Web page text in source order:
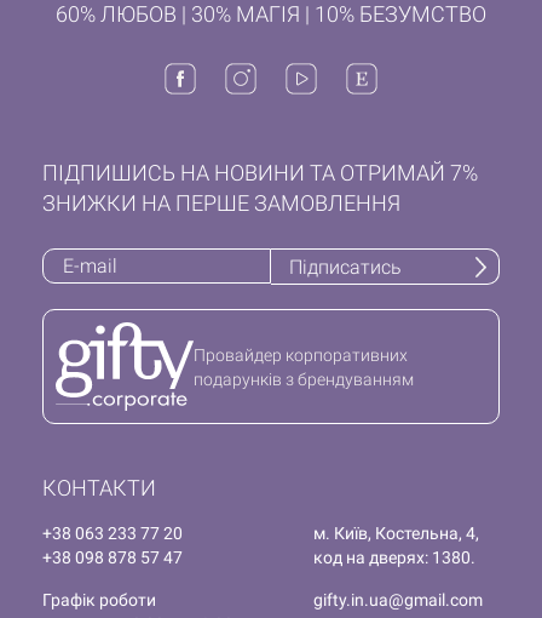
60% ЛЮБОВ | 30% МАГІЯ | 10% БЕЗУМСТВО
КОНТАКТИ
+38 063 233 77 20
+38 098 878 57 47
м. Київ, Костельна, 4,
код на дверях: 1380.
Графік роботи
gifty.in.ua@gmail.com
ПІДПИШИСЬ НА НОВИНИ ТА ОТРИМАЙ 7%
ЗНИЖКИ НА ПЕРШЕ ЗАМОВЛЕННЯ
Підписатись
Провайдер корпоративних
подарунків з брендуванням